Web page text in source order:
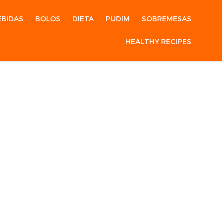
BOLOS DIETA PUDIM SOBREMESAS
HEALTHY RECIPES